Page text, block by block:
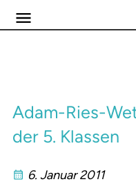
Adam-Ries-
der 5. Klassen
6. Januar 2011